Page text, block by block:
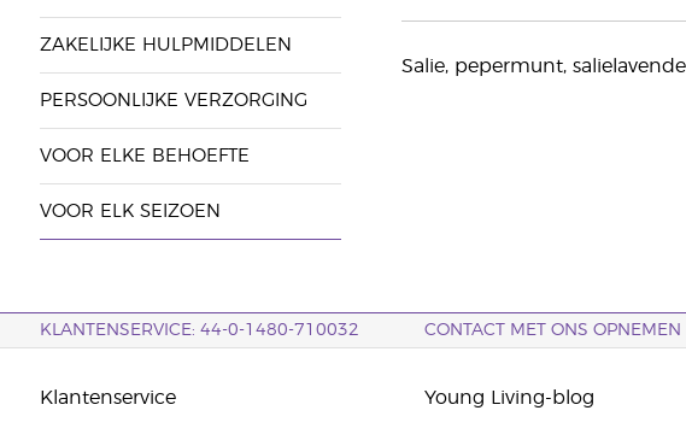
ZAKELIJKE HULPMIDDELEN
PERSOONLIJKE VERZORGING
VOOR ELKE BEHOEFTE
VOOR ELK SEIZOEN
Salie, pepermunt,
KLANTENSERVICE: 44-0-1480-710032 CONTACT MET ONS OPNEMEN
Klantenservice Young Living-blog